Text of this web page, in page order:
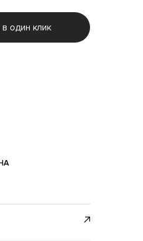
в один клик